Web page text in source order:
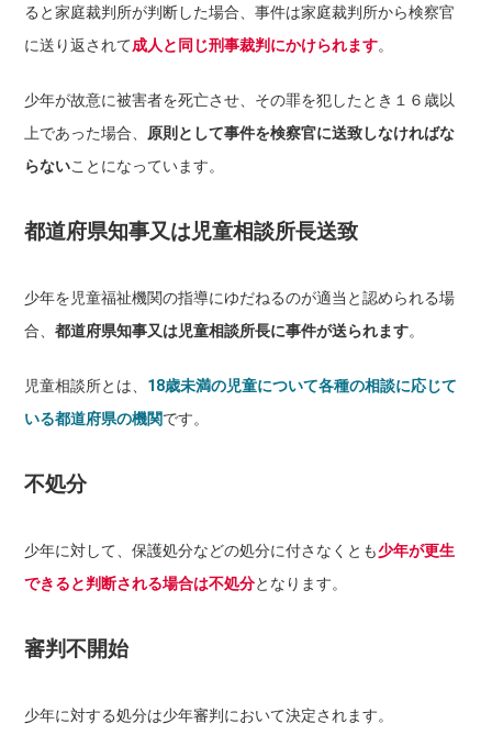
ると家庭裁判所が判断した場合、事件は家庭裁判所から検察官
に送り返されて成人と同じ刑事裁判にかけられます。
少年が故意に被害者を死亡させ、その罪を犯したとき１６歳以
上であった場合、 原則として事件を検察官に送致しなければな
らないことになっています。
都道府県知事又は児童相談所長送致
少年を児童福祉機関の指導にゆだねるのが適当と認められる場
合、都道府県知事又は児童相談所長に事件が送られます。
児童相談所とは、 18歳未満の児童について各種の相談に応じて
いる都道府県の機関です。
不処分
少年に対して、保護処分などの処分に付さなくとも少年が更生
できると判断される場合は不処分となります。
審判不開始
少年に対する処分は少年審判において決定されます。